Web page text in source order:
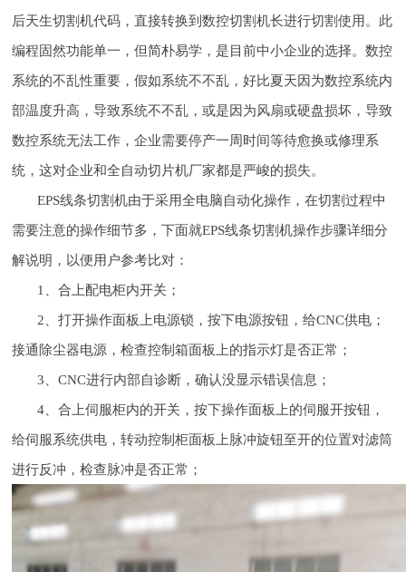
后天生切割机代码，直接转换到数控切割机长进行切割使用。此
编程固然功能单一，但简朴易学，是目前中小企业的选择。数控
系统的不乱性重要，假如系统不不乱，好比夏天因为数控系统内
部温度升高，导致系统不不乱，或是因为风扇或硬盘损坏，导致
数控系统无法工作，企业需要停产一周时间等待愈换或修理系
统，这对企业和全自动切片机厂家都是严峻的损失。
EPS线条切割机由于采用全电脑自动化操作，在切割过程中
需要注意的操作细节多，下面就EPS线条切割机操作步骤详细分
解说明，以便用户参考比对：
1、合上配电柜内开关；
2、打开操作面板上电源锁，按下电源按钮，给CNC供电；
接通除尘器电源，检查控制箱面板上的指示灯是否正常；
3、CNC进行内部自诊断，确认没显示错误信息；
4、合上伺服柜内的开关，按下操作面板上的伺服开按钮，
给伺服系统供电，转动控制柜面板上脉冲旋钮至开的位置对滤筒
进行反冲，检查脉冲是否正常；